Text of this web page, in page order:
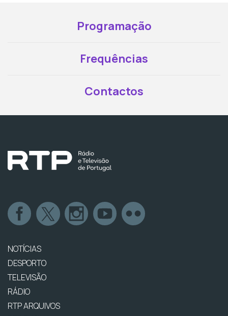
Programação
Frequências
Contactos
NOTÍCIAS
DESPORTO
TELEVISÃO
RÁDIO
RTP ARQUIVOS